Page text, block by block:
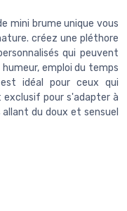
mini brume unique vous
créez une pléthore
qui peuvent
emploi du temps
idéal pour ceux qui
pour s'adapter à
du doux et sensuel